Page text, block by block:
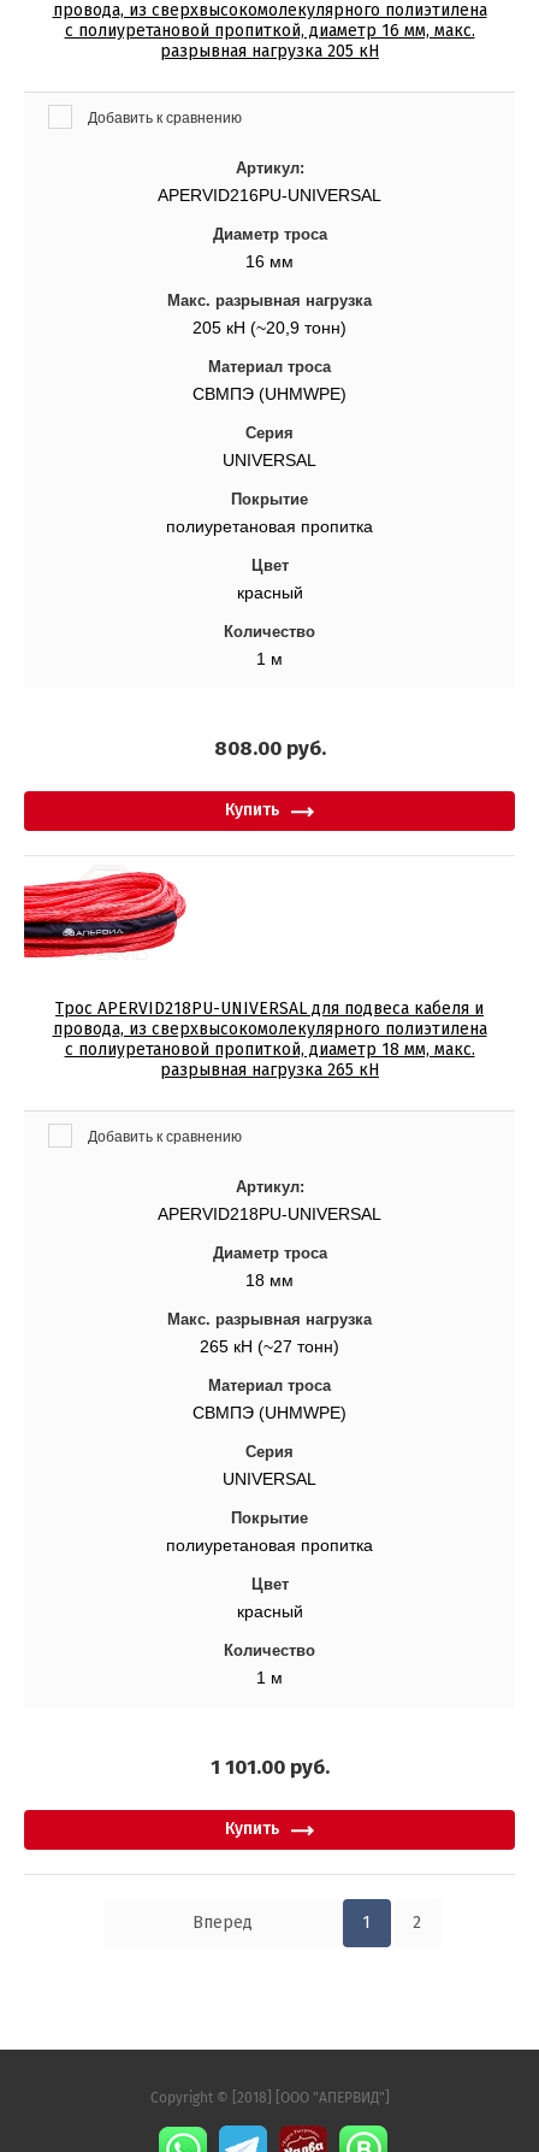
провода, из сверхвысокомолекулярного полиэтилена
с полиуретановой пропиткой, диаметр 16 мм, макс.
разрывная нагрузка 205 кН
Добавить к сравнению
Артикул:
APERVID216PU-UNIVERSAL
Диаметр троса
16 мм
Макс. разрывная нагрузка
205 кН (~20,9 тонн)
Материал троса
СВМПЭ (UHMWPE)
Серия
UNIVERSAL
Покрытие
полиуретановая пропитка
Цвет
красный
Количество
1 м
808.00руб.
Купить
Трос APERVID218PU-UNIVERSAL для подвеса кабеля и
провода, из сверхвысокомолекулярного полиэтилена
с полиуретановой пропиткой, диаметр 18 мм, макс.
разрывная нагрузка 265 кН
Добавить к сравнению
Артикул:
APERVID218PU-UNIVERSAL
Диаметр троса
18 мм
Макс. разрывная нагрузка
265 кН (~27 тонн)
Материал троса
СВМПЭ (UHMWPE)
Серия
UNIVERSAL
Покрытие
полиуретановая пропитка
Цвет
красный
Количество
1 м
1 101.00руб.
Купить
1 2
Вперед
Copyright © [2018] [ООО "АПЕРВИД"]